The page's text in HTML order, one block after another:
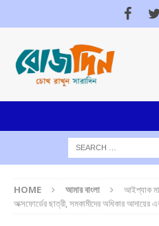
HOME আমার বাংলা
আইপ্যাক
অক্সফোর্ডের ছাত্রী, সমকামীদের অধিকার আদায়ের